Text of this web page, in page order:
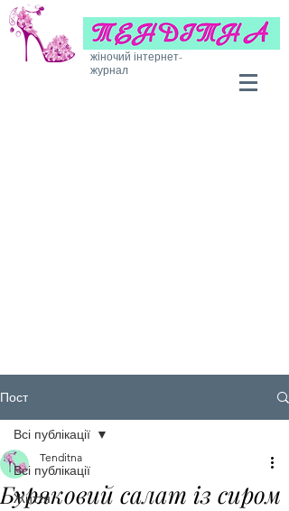
жіночий інтернет-
журнал
Пост
Всі публікації
Життя
Всі публікації
Буряковий салат із сиром
Tenditna